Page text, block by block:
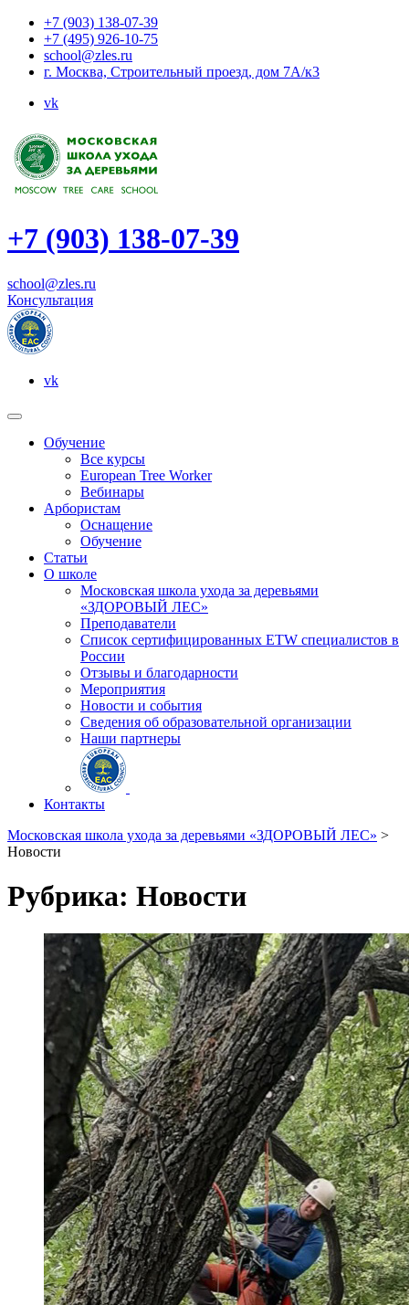
+7 (903) 138-07-39
+7 (495) 926-10-75
school@zles.ru
г. Москва, Строительный проезд, дом 7А/к3
vk
+7 (903) 138-07-39
school@zles.ru
Консультация
vk
Обучение
Все курсы
European Tree Worker
Вебинары
Арбористам
Оснащение
Обучение
Статьи
О школе
Московская школа ухода за деревьями
«ЗДОРОВЫЙ ЛЕС»
Преподаватели
Список сертифицированных ETW специалистов в
России
Отзывы и благодарности
Мероприятия
Новости и события
Сведения об образовательной организации
Наши партнеры
Контакты
Московская школа ухода за деревьями «ЗДОРОВЫЙ ЛЕС» >
Новости
Рубрика: Новости